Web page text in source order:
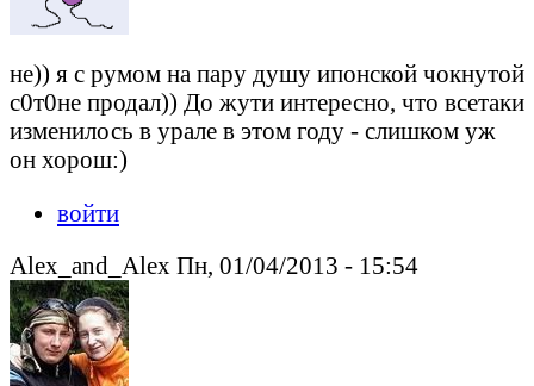
не)) я с румом на пару душу ипонской чокнутой
с0т0не продал)) До жути интересно, что всетаки
изменилось в урале в этом году - слишком уж
он хорош:)
войти
Alex_and_Alex Пн, 01/04/2013 - 15:54